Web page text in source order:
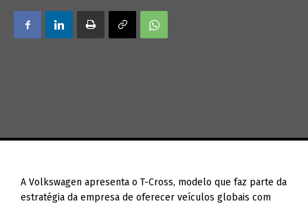
A Volkswagen apresenta o T-Cross, modelo que faz parte da
estratégia da empresa de oferecer veículos globais com